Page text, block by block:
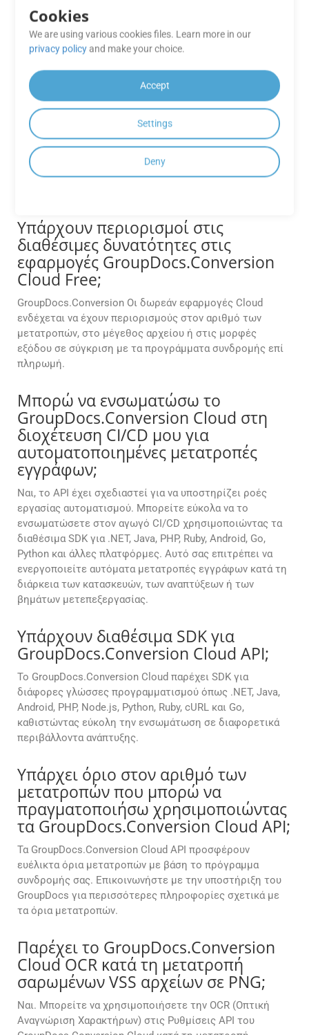
αναβάθμισης σε πρόγραμμα συνδρομής επί πληρωμή για
πλήρεις δυνατότητες και υποστήριξη.
Υπάρχει διαθέσιμο SDK για κινητά
για τη δημιουργία εφαρμογών
Android;
Ναί. Το GroupDocs Cloud προσφέρει ένα εγγενές Android
SDK, το Conversion Cloud SDK για Android, επιτρέποντας
στους προγραμματιστές να ενσωματώνουν απευθείας τις
δυνατότητες επεξεργασίας εγγράφων στις εφαρμογές
Υπάρχουν περιορισμοί στις
διαθέσιμες δυνατότητες στις
εφαρμογές GroupDocs.Conversion
Cloud Free;
GroupDocs.Conversion Οι δωρεάν εφαρμογές Cloud
ενδέχεται να έχουν περιορισμούς στον αριθμό των
μετατροπών, στο μέγεθος αρχείου ή στις μορφές
εξόδου σε σύγκριση με τα προγράμματα συνδρομής επί
πληρωμή.
Μπορώ να ενσωματώσω το
GroupDocs.Conversion Cloud στη
διοχέτευση CI/CD μου για
αυτοματοποιημένες μετατροπές
εγγράφων;
Ναι, το API έχει σχεδιαστεί για να υποστηρίζει ροές
εργασίας αυτοματισμού. Μπορείτε εύκολα να το
ενσωματώσετε στον αγωγό CI/CD χρησιμοποιώντας τα
διαθέσιμα SDK για .NET, Java, PHP, Ruby, Android, Go,
Python και άλλες πλατφόρμες. Αυτό σας επιτρέπει να
ενεργοποιείτε αυτόματα μετατροπές εγγράφων κατά τη
διάρκεια των κατασκευών, των αναπτύξεων ή των
βημάτων μετεπεξεργασίας.
Υπάρχουν διαθέσιμα SDK για
GroupDocs.Conversion Cloud API;
Το GroupDocs.Conversion Cloud παρέχει SDK για
διάφορες γλώσσες προγραμματισμού όπως .NET, Java,
Android, PHP, Node.js, Python, Ruby, cURL και Go,
καθιστώντας εύκολη την ενσωμάτωση σε διαφορετικά
περιβάλλοντα ανάπτυξης.
Υπάρχει όριο στον αριθμό των
μετατροπών που μπορώ να
πραγματοποιήσω χρησιμοποιώντας
τα GroupDocs.Conversion Cloud API;
Τα GroupDocs.Conversion Cloud API προσφέρουν
ευέλικτα όρια μετατροπών με βάση το πρόγραμμα
συνδρομής σας. Επικοινωνήστε με την υποστήριξη του
GroupDocs για περισσότερες πληροφορίες σχετικά με
τα όρια μετατροπών.
Παρέχει το GroupDocs.Conversion
Cloud OCR κατά τη μετατροπή
σαρωμένων VSS αρχείων σε PNG;
Ναι. Μπορείτε να χρησιμοποιήσετε την OCR (Οπτική
Αναγνώριση Χαρακτήρων) στις Ρυθμίσεις API του
Cookies
We are using various cookies files. Learn more in our
privacy policy and make your choice.
Accept
Settings
Deny